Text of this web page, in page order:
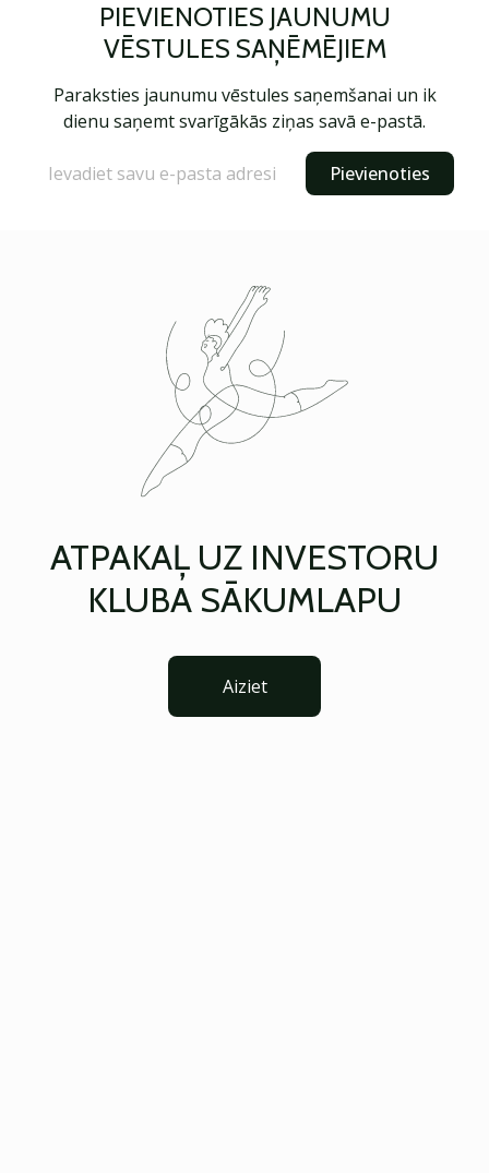
PIEVIENOTIES JAUNUMU
VĒSTULES SAŅĒMĒJIEM
Paraksties jaunumu vēstules saņemšanai un ik
dienu saņemt svarīgākās ziņas savā e-pastā.
Pievienoties
ATPAKAĻ UZ INVESTORU
KLUBA SĀKUMLAPU
Aiziet